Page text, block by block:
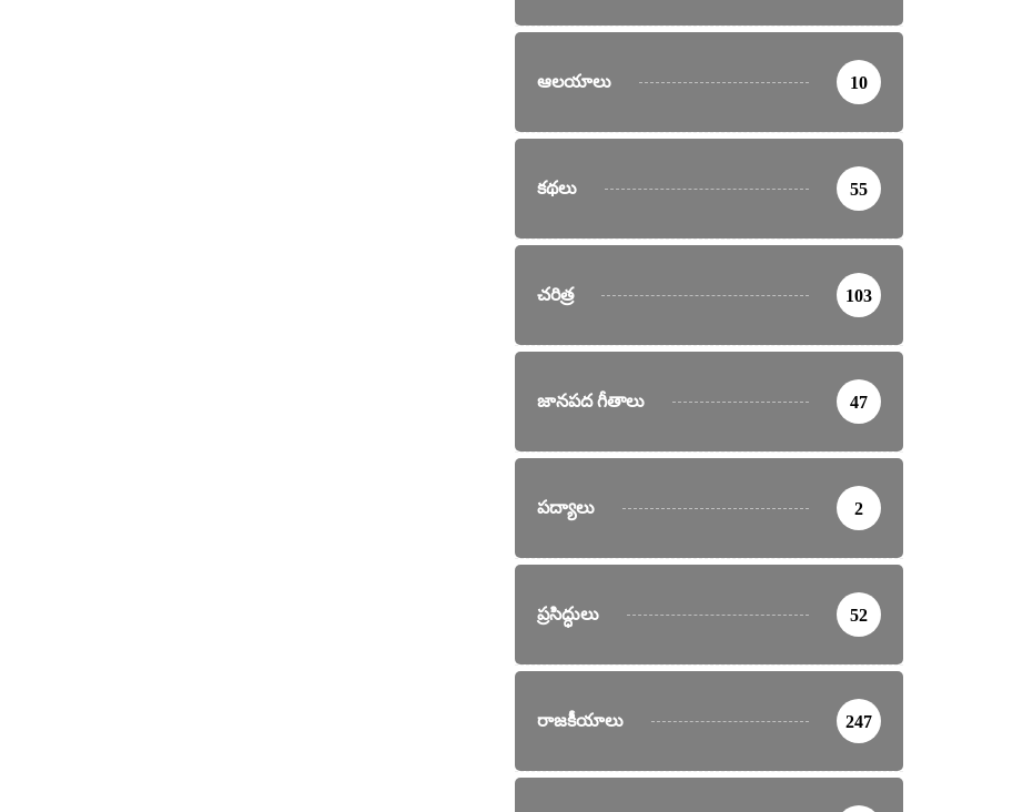
ఆలయాలు 10
కథలు 55
చరిత్ర 103
జానపద గీతాలు 47
పద్యాలు 2
ప్రసిద్ధులు 52
రాజకీయాలు 247